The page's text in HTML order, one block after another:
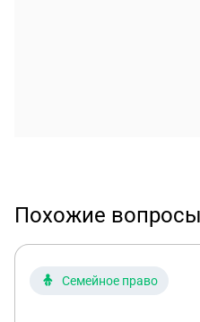
Похожие вопросы
Семейное право